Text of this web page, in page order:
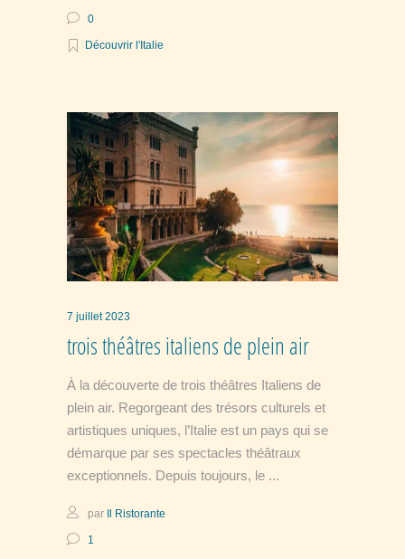
0
Découvrir l'Italie
7 juillet 2023
trois théâtres italiens de plein air
À la découverte de trois théâtres Italiens de
plein air. Regorgeant des trésors culturels et
artistiques uniques, l’Italie est un pays qui se
démarque par ses spectacles théâtraux
exceptionnels. Depuis toujours, le
par Il Ristorante
1